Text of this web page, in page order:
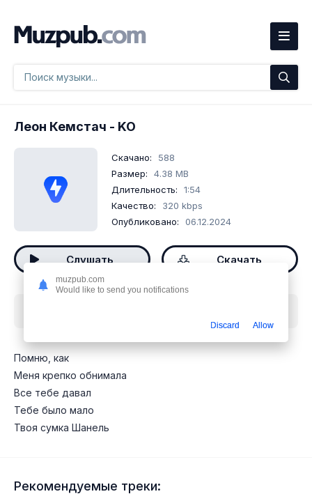
Леон Кемстач - KO
Скачано:
588
Размер:
4.38 MB
Длительность:
1:54
Качество:
320 kbps
Опубликовано:
06.12.2024
Слушать Скачать
Помню, как
Меня крепко обнимала
Все тебе давал
Тебе было мало
Твоя сумка Шанель
Рекомендуемые треки:
muzpub.com
Would like to send you notifications
Discard Allow